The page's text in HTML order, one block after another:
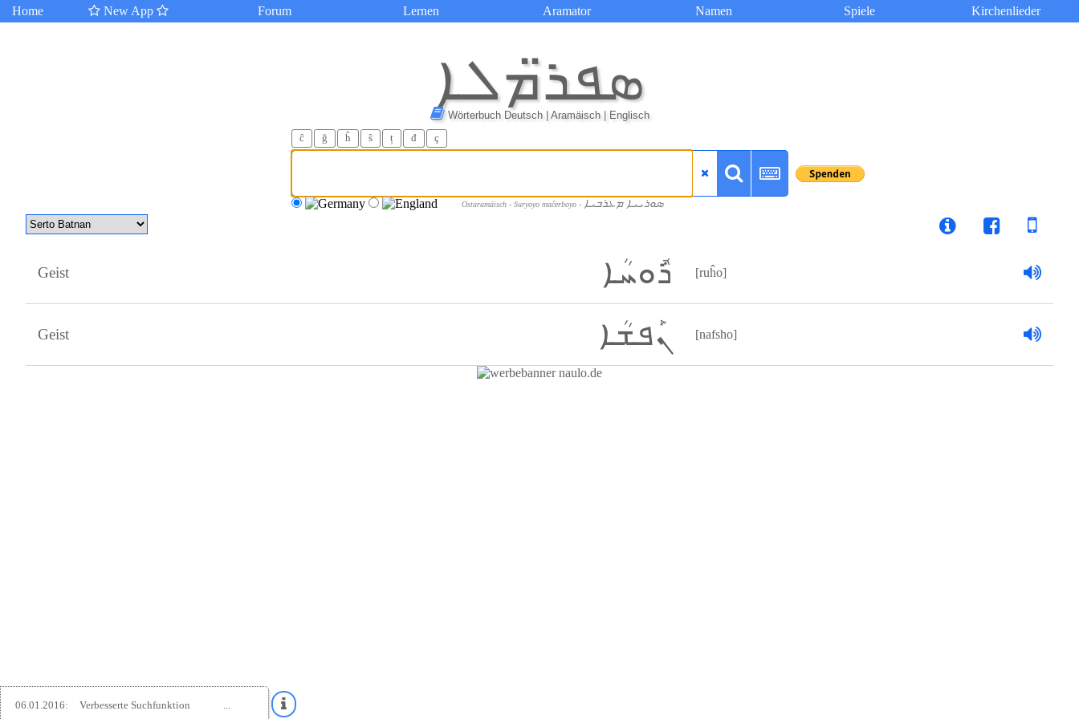
Home New App Forum Lernen Aramator Namen Spiele Kirchenlieder
ܣܦܪ̈ܡܠܐ
Wörterbuch Deutsch | Aramäisch | Englisch
ĉ ğ ĥ ŝ ț đ ç
Ostaramäisch - Suryoyo maĉerboyo - ܣܘܪܝܝܐ ܡܥܪܒܝܐ
Geist ܪܽܘܚܳܐ [ruĥo]
Geist ܢܰܦܫܳܐ [nafsho]
06.01.2016: Verbesserte Suchfunktion ...